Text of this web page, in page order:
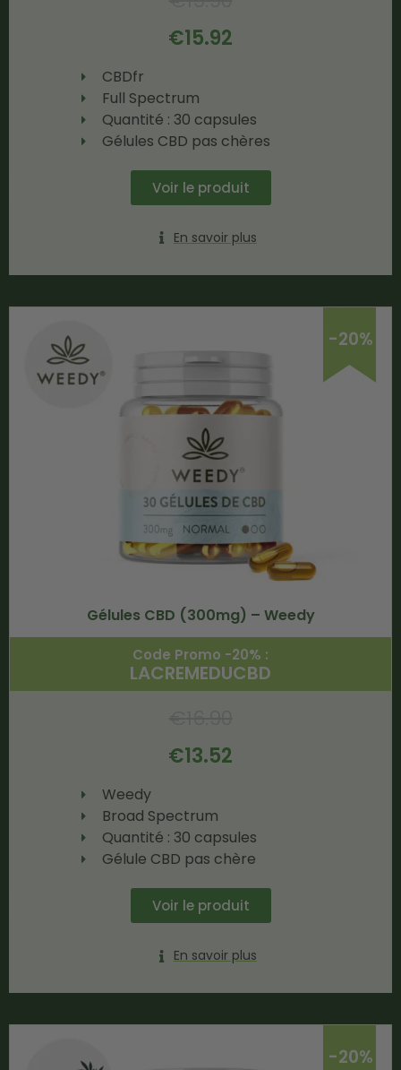
€15.92
CBDfr
Full Spectrum
Quantité : 30 capsules
Gélules CBD pas chères
Voir le produit
En savoir plus
-20%
Gélules CBD (300mg) – Weedy
Code Promo -20% :
LACREMEDUCBD
€13.52
Weedy
Broad Spectrum
Quantité : 30 capsules
Gélule CBD pas chère
Voir le produit
En savoir plus
-20%